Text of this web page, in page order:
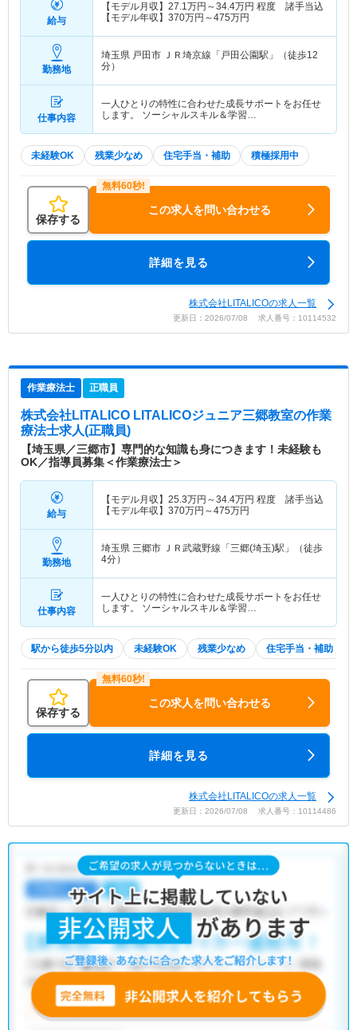
給与
【モデル月収】 27.1万円～34.4万円 程度 諸手当込
【モデル年収】 370万円～475万円
勤務地
埼玉県 戸田市 ＪＲ埼京線「戸田公園駅」（徒歩12
分）
仕事内容
一人ひとりの特性に合わせた成長サポートをお任せ
します。 ソーシャルスキル＆学習…
未経験OK 残業少なめ 住宅手当・補助 積極採用中
保存する
この求人を問い合わせる
詳細を見る
株式会社LITALICOの求人一覧
更新日：2026/07/08 求人番号：10114532
作業療法士 正職員
株式会社LITALICO LITALICOジュニア三郷教室の作業
療法士求人(正職員)
【埼玉県／三郷市】専門的な知識も身につきます！未経験も
OK／指導員募集＜作業療法士＞
給与
【モデル月収】 25.3万円～34.4万円 程度 諸手当込
【モデル年収】 370万円～475万円
勤務地
埼玉県 三郷市 ＪＲ武蔵野線「三郷(埼玉)駅」（徒歩
4分）
仕事内容
一人ひとりの特性に合わせた成長サポートをお任せ
します。 ソーシャルスキル＆学習…
駅から徒歩5分以内 未経験OK 残業少なめ 住宅手当・補助
保存する
この求人を問い合わせる
詳細を見る
株式会社LITALICOの求人一覧
更新日：2026/07/08 求人番号：10114486